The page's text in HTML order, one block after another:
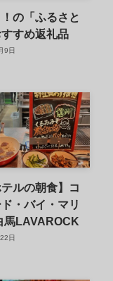
の「ふるさと
すめ返礼品
9日
テルの朝食】コ
・バイ・マリ
馬LAVAROCK
日